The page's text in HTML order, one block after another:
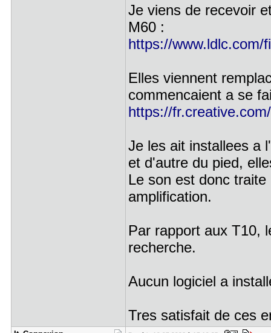
Je viens de recevoir
M60 :
https://www.ldlc.com/
Elles viennent
commencaient a se
https://
Je les ait installees a
et d'autre du pied,
Le son est donc
amplification.
Par rapport aux T10,
recherche.
Aucun logiciel a
Tres satisfait de ces